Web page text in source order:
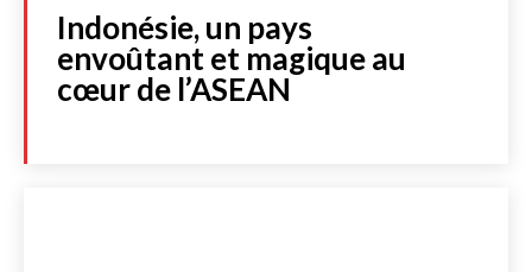
Indonésie, un pays
envoûtant et magique au
cœur de l’ASEAN